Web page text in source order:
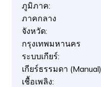
ภูมิภาค:
ภาคกลาง
จังหวัด:
กรุงเทพมหานคร
ระบบเกียร์:
เกียร์ธรรมดา (Manual)
เชื้อเพลิง: